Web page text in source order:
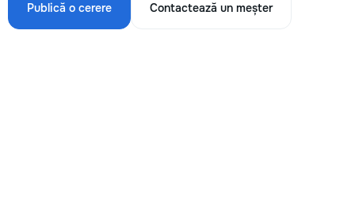
Publică o cerere Contactează un meșter